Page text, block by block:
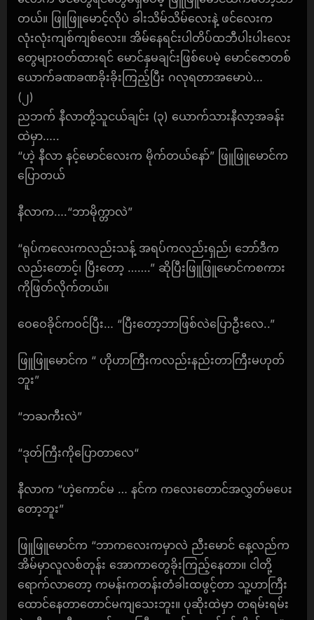
တယ်။ ဖြူဖြူမောင့်လိုပဲ ခါးသိမ်သိမ်လေးနဲ့ ဖင်လေးက
လုံးလုံးကျစ်ကျစ်လေး။ အိမ်နေရင်းပါတိပ်ထဘီပါးပါးလေး
တွေများဝတ်ထားရင် မောင်နှမချင်းဖြစ်ပေမဲ့ မောင်ဇောတစ်
ယောက်ခဏခဏခိုးခိုးကြည့်ပြီး ဂလုရတာအမောပဲ…
(၂)
ညဘက် နီလာတို့သူငယ်ချင်း (၃) ယောက်သားနီလာ့အခန်း
ထဲမှာ…..
“ဟဲ့ နီလာ နင့်မောင်လေးက မိုက်တယ်နော်” ဖြူဖြူမောင်က
ပြောတယ်
နီလာက….“ဘာမိုက္တာလဲ”
“ရုပ်ကလေးကလည်းသန့် အရပ်ကလည်းရှည်၊ ဘော်ဒီက
လည်းတောင့်၊ ပြီးတော့ …….” ဆိုပြီးဖြူဖြူမောင်ကစကား
ကိုဖြတ်လိုက်တယ်။
ဝေဝေခိုင်ကဝင်ပြီး… “ပြီးတော့ဘာဖြစ်လဲပြောဦးလေ..”
ဖြူဖြူမောင်က “ ဟိုဟာကြီးကလည်းနည်းတာကြီးမဟုတ်
ဘူး”
“ဘႀကီးလဲ”
“ဒုတ်ကြီးကိုပြောတာလေ“
နီလာက “ဟဲ့ကောင်မ … နင်က ကလေးတောင်အလွှတ်မပေး
တော့ဘူး”
ဖြူဖြူမောင်က “ဘာကလေးကမှာလဲ ညီးမောင် နေ့လည်က
အိမ်မှာလူလစ်တုန်း အောကာတွေခိုးကြည့်နေတာ။ ငါတို့
ရောက်လာတော့ ကမန်းကတန်းတံခါးထဖွင့်တာ သူ့ဟာကြီး
ထောင်နေတာတောင်မကျသေးဘူး။ ပုဆိုးထဲမှာ တရမ်းရမ်း